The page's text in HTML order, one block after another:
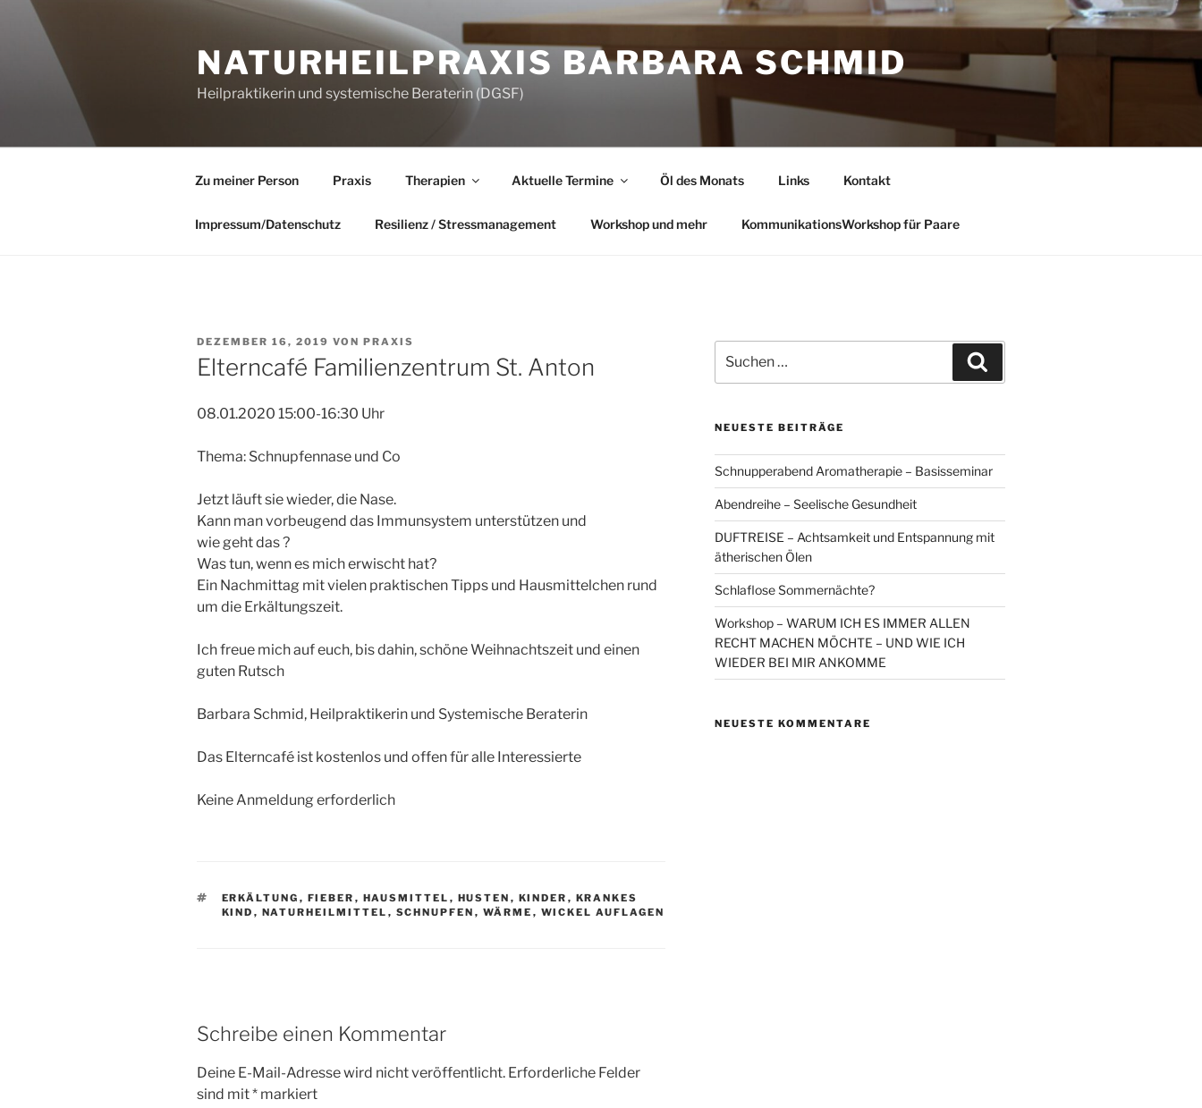
springen
NATURHEILPRAXIS BARBARA SCHMID
Heilpraktikerin und systemische Beraterin (DGSF)
Zu meiner Person Praxis Therapien Aktuelle Termine Öl des Monats Links Kontakt
Impressum/Datenschutz Resilienz / Stressmanagement Workshop und mehr KommunikationsWorkshop für Paare
VERÖFFENTLICHT
AM
DEZEMBER 16, 2019 VON PRAXIS
Elterncafé Familienzentrum St. Anton
08.01.2020 15:00-16:30 Uhr
Thema: Schnupfennase und Co
Jetzt läuft sie wieder, die Nase.
Kann man vorbeugend das Immunsystem unterstützen und
wie geht das ?
Was tun, wenn es mich erwischt hat?
Ein Nachmittag mit vielen praktischen Tipps und Hausmittelchen rund
um die Erkältungszeit.
Ich freue mich auf euch, bis dahin, schöne Weihnachtszeit und einen
guten Rutsch
Barbara Schmid, Heilpraktikerin und Systemische Beraterin
Das Elterncafé ist kostenlos und offen für alle Interessierte
Keine Anmeldung erforderlich
SCHLAGWÖRTER
ERKÄLTUNG , FIEBER , HAUSMITTEL , HUSTEN , KINDER , KRANKES
KIND , NATURHEILMITTEL , SCHNUPFEN , WÄRME , WICKEL AUFLAGEN
Schreibe einen Kommentar
Deine E-Mail-Adresse wird nicht veröffentlicht. Erforderliche Felder
sind mit* markiert
nach:
NEUESTE BEITRÄGE
Schnupperabend Aromatherapie – Basisseminar
Abendreihe – Seelische Gesundheit
DUFTREISE – Achtsamkeit und Entspannung mit
ätherischen Ölen
Schlaflose Sommernächte?
Workshop – WARUM ICH ES IMMER ALLEN
RECHT MACHEN MÖCHTE – UND WIE ICH
WIEDER BEI MIR ANKOMME
NEUESTE KOMMENTARE